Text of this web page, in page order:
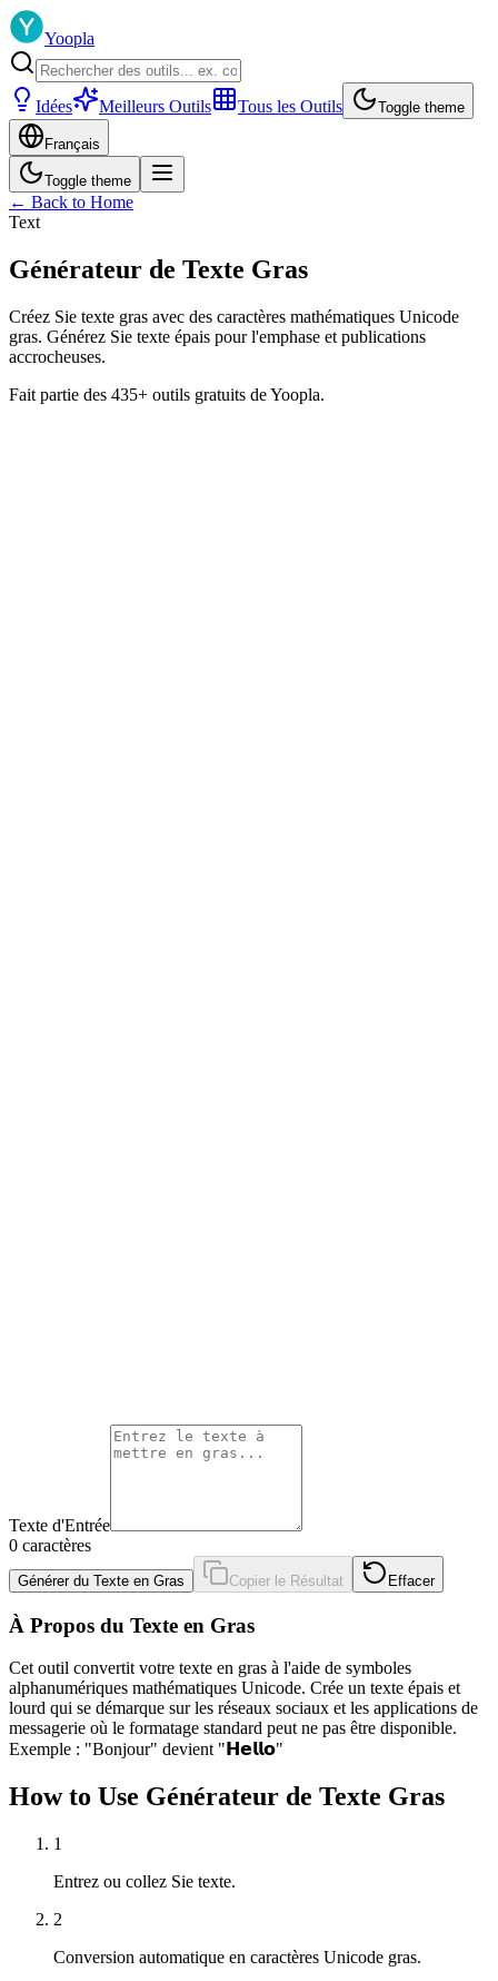
Yoopla
Idées Meilleurs Outils Tous les Outils Toggle theme
Français
Toggle theme
← Back to Home
Text
Générateur de Texte Gras
Créez Sie texte gras avec des caractères mathématiques Unicode
gras. Générez Sie texte épais pour l'emphase et publications
accrocheuses.
Fait partie des 435+ outils gratuits de Yoopla.
Texte d'Entrée
0 caractères
Générer du Texte en Gras Copier le Résultat Effacer
À Propos du Texte en Gras
Cet outil convertit votre texte en gras à l'aide de symboles
alphanumériques mathématiques Unicode. Crée un texte épais et
lourd qui se démarque sur les réseaux sociaux et les applications de
messagerie où le formatage standard peut ne pas être disponible.
Exemple : "Bonjour" devient "𝗛𝗲𝗹𝗹𝗼"
How to Use Générateur de Texte Gras
1
Entrez ou collez Sie texte.
2
Conversion automatique en caractères Unicode gras.